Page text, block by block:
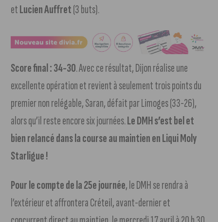
etLucien Auffret(3 buts).
Score final : 34-30. Avec ce résultat, Dijon réalise une
excellente opération et revient à seulement trois points du
premier non relégable, Saran, défait par Limoges (33-26),
alors qu’il reste encore six journées.Le DMH s’est bel et
bien relancé dans la course au maintien en Liqui Moly
Starligue !
Pour le compte de la 25e journée, le DMH se rendra à
l’extérieur et affrontera Créteil, avant-dernier et